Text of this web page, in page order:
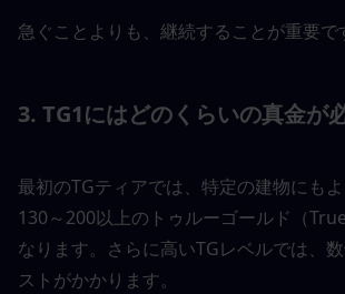
急ぐことよりも、継続することが重要で
3. TG1にはどのくらいの真金が
最初のTGティアでは、特定の建物にも
130～200以上のトゥルーゴールド（
なります。さらに高いTGレベルでは、
ストがかかります。